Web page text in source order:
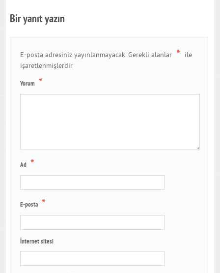
Bir yanıt yazın
E-posta adresiniz yayınlanmayacak. Gerekli alanlar *
ile
işaretlenmişlerdir
Yorum *
Ad *
E-posta *
İnternet sitesi